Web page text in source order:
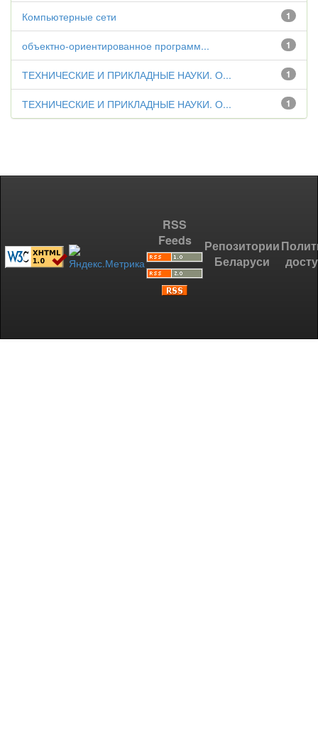
1
Компьютерные сети
1
объектно-ориентированное программ...
1
ТЕХНИЧЕСКИЕ И ПРИКЛАДНЫЕ НАУКИ. О...
1
ТЕХНИЧЕСКИЕ И ПРИКЛАДНЫЕ НАУКИ. О...
RSS
Feeds
Репозитории
Беларуси